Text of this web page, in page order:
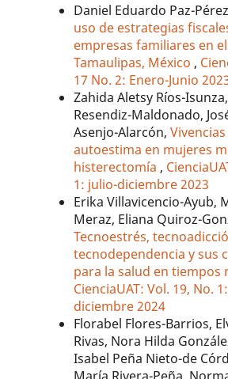
Daniel Eduardo Paz-
uso de estrategias
empresas familiares en
Tamaulipas, México ,
17 No. 2: Enero-Junio
Zahida Aletsy Ríos-
Resendiz-Maldonado,
Asenjo-Alarcón,
autoestima en mujeres
histerectomía ,
1: julio-diciembre 2023
Erika Villavicencio-Ayub,
Meraz, Eliana Quiroz-
Tecnoestrés,
tecnodependencia y sus
para la salud en tiempos
CienciaUAT: Vol. 19, No.
diciembre 2024
Florabel Flores-Barrios,
Rivas, Nora Hilda
Isabel Peña Nieto-de
María Rivera-Peña,